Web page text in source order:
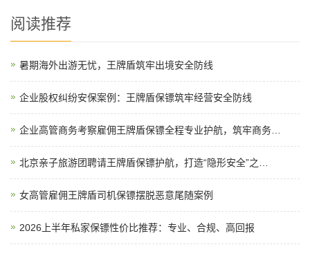
阅读推荐
暑期海外出游无忧，王牌盾筑牢出境安全防线
企业股权纠纷安保案例：王牌盾保镖筑牢经营安全防线
企业高管商务考察雇佣王牌盾保镖全程专业护航，筑牢商务…
北京亲子旅游团聘请王牌盾保镖护航，打造“隐形安全”之…
女高管雇佣王牌盾司机保镖摆脱恶意尾随案例
2026上半年私家保镖性价比推荐：专业、合规、高回报